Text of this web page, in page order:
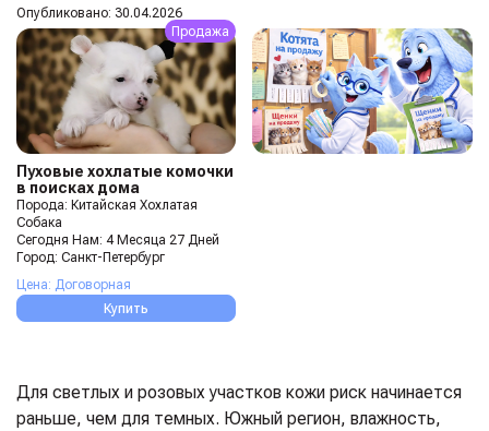
Опубликовано: 30.04.2026
Продажа
Пуховые хохлатые комочки
в поисках дома
Порода: Китайская Хохлатая
Собака
Сегодня Нам: 4 Месяца 27 Дней
Город: Санкт-Петербург
Цена: Договорная
Купить
Для светлых и розовых участков кожи риск начинается
раньше, чем для темных. Южный регион, влажность,